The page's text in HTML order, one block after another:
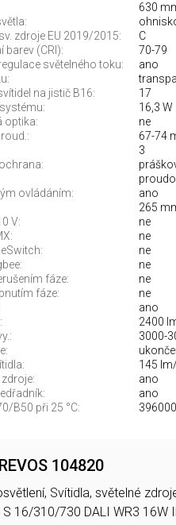
630
zdroje EU 2019/2015:
C
barev (CRI):
70-79
světelného toku:
ano
na jistič B16:
17
16,3 W
optika:
ne
67-74
3
ovládáním:
ano
265
V:
ne
ne
ne
ne
fáze:
ne
fáze:
ne
ano
2400
3000-
145
ano
ano
B50 při 25 °C:
104820
Svítidla, světelné
16/310/730 DALI WR3 16W